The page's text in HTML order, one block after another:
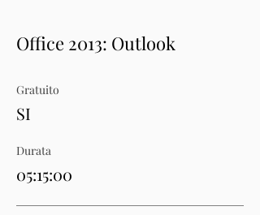
Office 2013: Outlook
Gratuito
SI
Durata
05:15:00